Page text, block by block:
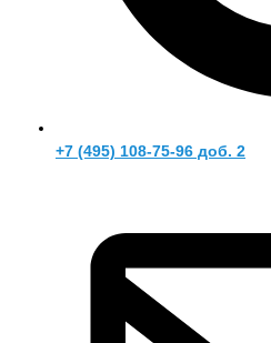
+7 (495) 108-75-96 доб. 2